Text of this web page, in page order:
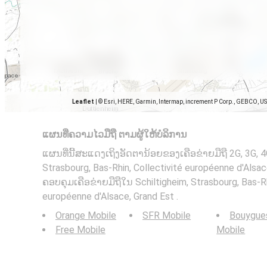
Leaflet © Esri, HERE, Garmin, Intermap, increment P Corp., GEBCO,
ແຜນທີ່ຄວາມໄວມືຖື ຕາມຜູ້ໃຫ້ບໍລິການ
ແຜນທີ່ນີ້ສະແດງເຖິງອັດຕານ້ອຍຂອງເຄືອຂ່າຍມືຖື 2G, 3G,
Strasbourg, Bas-Rhin, Collectivité européenne
ຄອບຄຸມເຄືອຂ່າຍມືຖືໃນ Schiltigheim, Strasbourg, Bas-
européenne d'Alsace, Grand Est .
Orange Mobile
Free Mobile
SFR Mobile
Mobile